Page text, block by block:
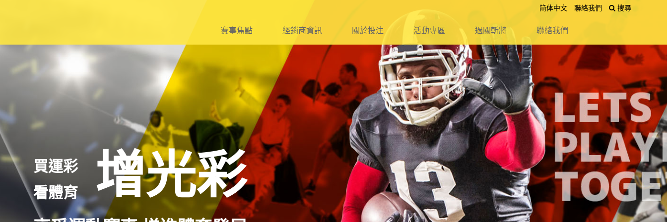
送出
简体中文 聯絡我們 搜尋
賽事焦點
網球
其它
經銷商資訊
資格及報名作業
簽約、遞補
管理及銷售規定
查核及違規處理
附則及附件
法令宣傳
關於投注 活動專區 過關斬將 聯絡我們
買運彩
看體育
增光彩